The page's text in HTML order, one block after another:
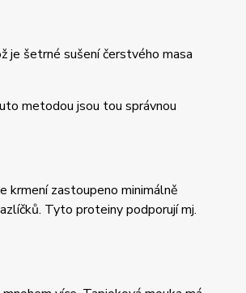
je šetrné sušení čerstvého masa
metodou jsou tou správnou
krmení zastoupeno minimálně
Tyto proteiny podporují mj.